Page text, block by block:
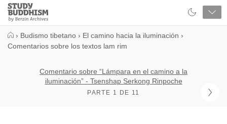
Close
Study
Buddhism
› Budismo tibetano › El camino hacia la iluminación ›
Comentarios sobre los textos lam rim
Comentario sobre “Lámpara en el camino a la
iluminación” - Tsenshap Serkong Rinpoche
PARTE 1 DE 11